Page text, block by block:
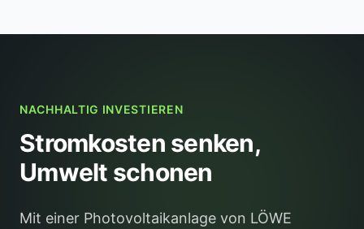
NACHHALTIG INVESTIEREN
Stromkosten senken,
Umwelt schonen
Mit einer Photovoltaikanlage von LÖWE